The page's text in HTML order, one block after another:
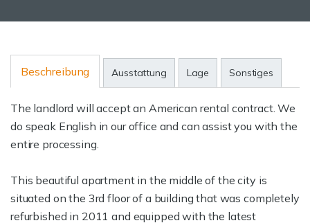
Beschreibung Ausstattung Lage Sonstiges
The landlord will accept an American rental contract. We
do speak English in our office and can assist you with the
entire processing.
This beautiful apartment in the middle of the city is
situated on the 3rd floor of a building that was completely
refurbished in 2011 and equipped with the latest